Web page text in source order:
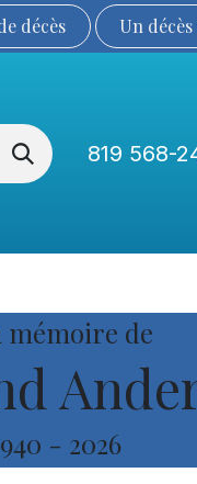
décès Un
819 568-
mémoire de
- 2026